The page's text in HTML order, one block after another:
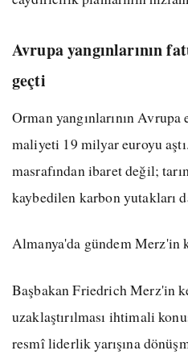
Avrupa yangınlarının
geçti
Orman yangınlarının
maliyeti 19 milyar euroyu
masrafından ibaret değil;
kaybedilen karbon yutakları
Almanya'da gündem Merz'in
Başbakan Friedrich Merz'in
uzaklaştırılması ihtimali
resmî liderlik yarışına